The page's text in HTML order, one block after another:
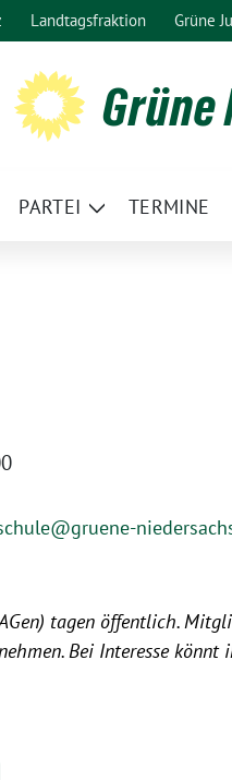
Landtagsfraktion Grüne
Grüne
PARTEI
Zeige
TERMINE
tagen öffentlich.
Bei Interesse